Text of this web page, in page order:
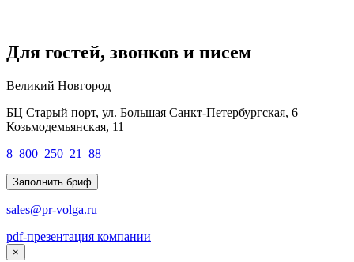
Для гостей, звонков и писем
Великий Новгород
БЦ Старый порт, ул. Большая Санкт-Петербургская, 6
Козьмодемьянская, 11
8–800–250–21–88
Заполнить бриф
sales@pr-volga.ru
pdf-презентация компании
×